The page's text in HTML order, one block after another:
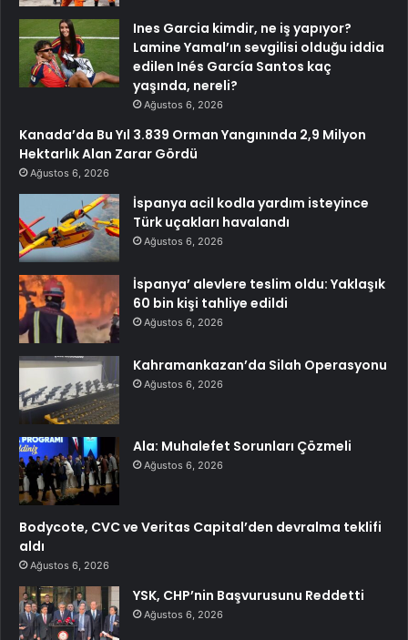
Ines Garcia kimdir, ne iş yapıyor?
Lamine Yamal’ın sevgilisi olduğu iddia
edilen Inés García Santos kaç
yaşında, nereli?
Ağustos 6, 2026
Kanada’da Bu Yıl 3.839 Orman Yangınında 2,9 Milyon
Hektarlık Alan Zarar Gördü
Ağustos 6, 2026
İspanya acil kodla yardım isteyince
Türk uçakları havalandı
Ağustos 6, 2026
İspanya’ alevlere teslim oldu: Yaklaşık
60 bin kişi tahliye edildi
Ağustos 6, 2026
Kahramankazan’da Silah Operasyonu
Ağustos 6, 2026
Ala: Muhalefet Sorunları Çözmeli
Ağustos 6, 2026
Bodycote, CVC ve Veritas Capital’den devralma teklifi
aldı
Ağustos 6, 2026
YSK, CHP’nin Başvurusunu Reddetti
Ağustos 6, 2026